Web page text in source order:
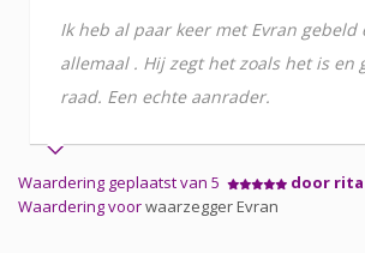
Ik heb al paar keer met Evran gebeld
allemaal . Hij zegt het zoals het is en
raad. Een echte aanrader.
Waardering geplaatst van 5
door rita
Waardering voorwaarzegger Evran